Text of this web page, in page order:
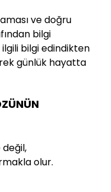
ve doğru
bilgi
ilgili bilgi edindikten
günlük hayatta
olur.